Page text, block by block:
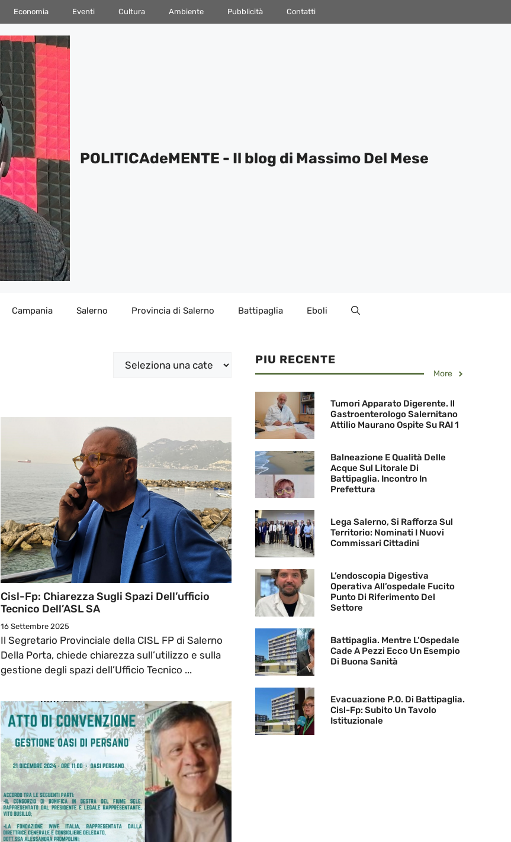
Economia Eventi Cultura Ambiente Pubblicità Contatti
POLITICAdeMENTE - Il blog di Massimo Del Mese
Campania Salerno Provincia di Salerno Battipaglia Eboli
Categorie
Cisl-Fp: Chiarezza Sugli Spazi Dell’ufficio
Tecnico Dell’ASL SA
16 Settembre 2025
Il Segretario Provinciale della CISL FP di Salerno
Della Porta, chiede chiarezza sull’utilizzo e sulla
gestione degli spazi dell’Ufficio Tecnico ...
PIU RECENTE
More
Tumori Apparato Digerente. Il
Gastroenterologo Salernitano
Attilio Maurano Ospite Su RAI 1
Balneazione E Qualità Delle
Acque Sul Litorale Di
Battipaglia. Incontro In
Prefettura
Lega Salerno, Si Rafforza Sul
Territorio: Nominati I Nuovi
Commissari Cittadini
L’endoscopia Digestiva
Operativa All’ospedale Fucito
Punto Di Riferimento Del
Settore
Battipaglia. Mentre L’Ospedale
Cade A Pezzi Ecco Un Esempio
Di Buona Sanità
Evacuazione P.O. Di Battipaglia.
Cisl-Fp: Subito Un Tavolo
Istituzionale